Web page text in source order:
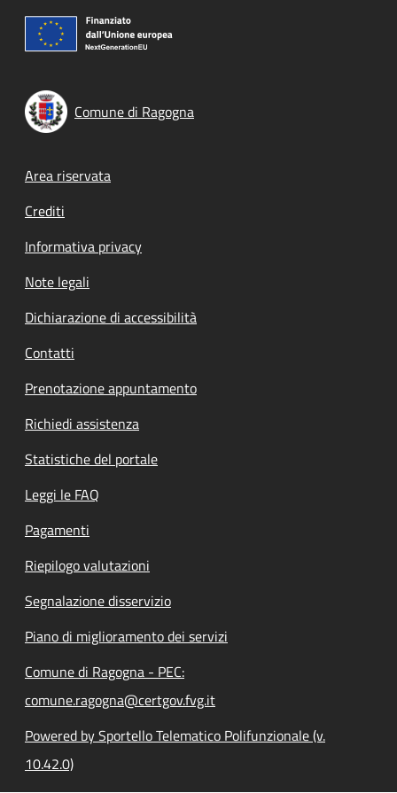
Comune di Ragogna
Footer menu
Area riservata
Crediti
Informativa privacy
Note legali
Dichiarazione di accessibilità
Contatti
Prenotazione appuntamento
Richiedi assistenza
Statistiche del portale
Leggi le FAQ
Pagamenti
Riepilogo valutazioni
Segnalazione disservizio
Piano di miglioramento dei servizi
Comune di Ragogna - PEC:
comune.ragogna@certgov.fvg.it
Powered by Sportello Telematico Polifunzionale (v.
10.42.0)